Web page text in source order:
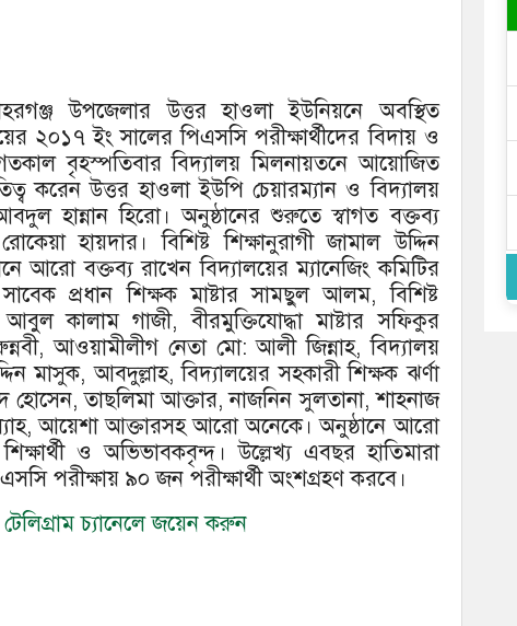
উপজেলার উত্তর হাওলা ইউনিয়নে অবস্থিত
২০১৭ ইং সালের পিএসসি পরীক্ষার্থীদের বিদায় ও
বৃহস্পতিবার বিদ্যালয় মিলনায়তনে আয়োজিত
করেন উত্তর হাওলা ইউপি চেয়ারম্যান ও বিদ্যালয়
হান্নান হিরো। অনুষ্ঠানের শুরুতে স্বাগত বক্তব্য
হায়দার। বিশিষ্ট শিক্ষানুরাগী জামাল উদ্দিন
আরো বক্তব্য রাখেন বিদ্যালয়ের ম্যানেজিং কমিটির
প্রধান শিক্ষক মাষ্টার সামছুল আলম, বিশিষ্ট
কালাম গাজী, বীরমুক্তিযোদ্ধা মাষ্টার সফিকুর
আওয়ামীলীগ নেতা মো: আলী জিন্নাহ, বিদ্যালয়
মাসুক, আবদুল্লাহ, বিদ্যালয়ের সহকারী শিক্ষক ঝর্ণা
হোসেন, তাছলিমা আক্তার, নাজনিন সুলতানা, শাহনাজ
আয়েশা আক্তারসহ আরো অনেকে। অনুষ্ঠানে আরো
ও অভিভাবকবৃন্দ। উল্লেখ্য এবছর হাতিমারা
পরীক্ষায় ৯০ জন পরীক্ষার্থী অংশগ্রহণ করবে।
চ্যানেলে জয়েন করুন